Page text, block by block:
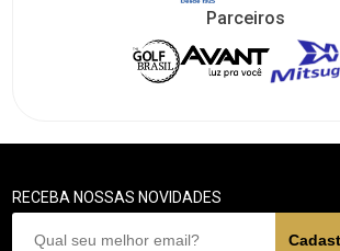
Parceiros
RECEBA NOSSAS NOVIDADES